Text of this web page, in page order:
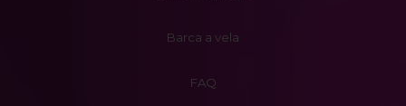
Barca a vela
FAQ